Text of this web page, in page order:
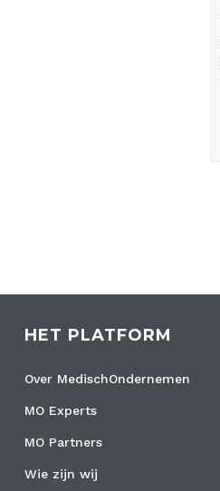
HET PLATFORM
Over MedischOndernemen
MO Experts
MO Partners
Wie zijn wij